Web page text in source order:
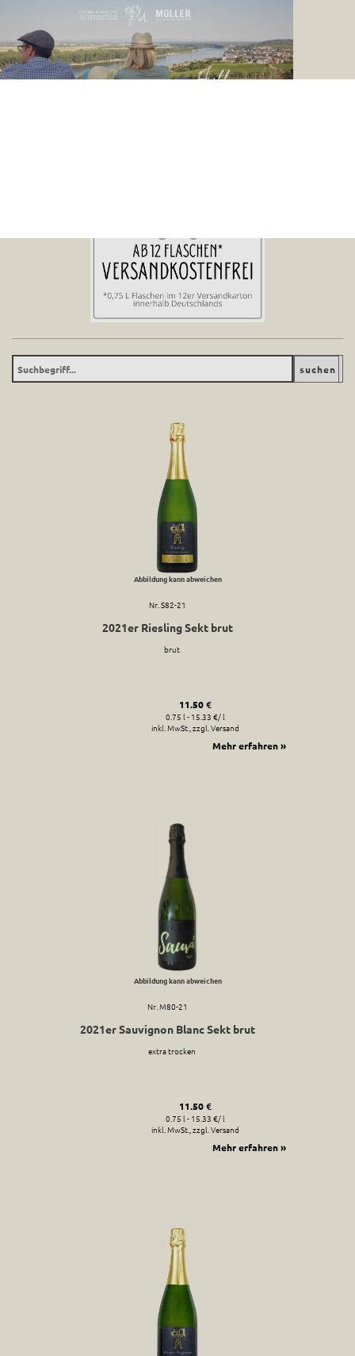
Abbildung kann abweichen
Nr. S82-21
2021er Riesling Sekt brut
brut
11.50 €
0.75 l - 15.33 €/ l
inkl. MwSt., zzgl. Versand
Mehr erfahren »
Abbildung kann abweichen
Nr. M80-21
2021er Sauvignon Blanc Sekt brut
extra trocken
11.50 €
0.75 l - 15.33 €/ l
inkl. MwSt., zzgl. Versand
Mehr erfahren »